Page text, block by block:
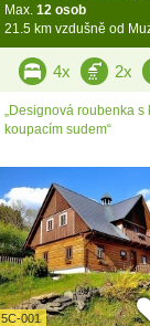
Max. 12 osob
21.5 km vzdušně od
4x 2x
„Designová roubenka
koupacím sudem“
5C-001